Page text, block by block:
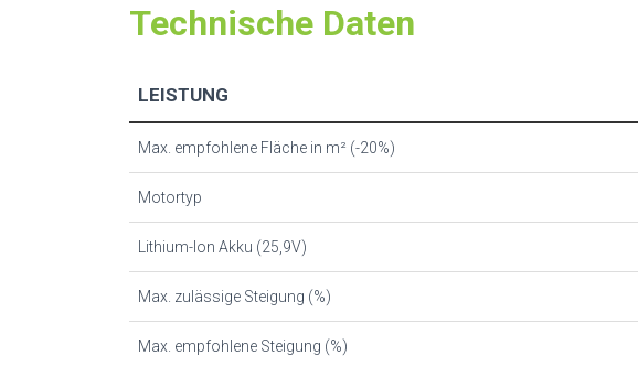
Technische Daten
LEISTUNG
Max. empfohlene Fläche in m² (-20%)
Motortyp
Lithium-Ion Akku (25,9V)
Max. zulässige Steigung (%)
Max. empfohlene Steigung (%)